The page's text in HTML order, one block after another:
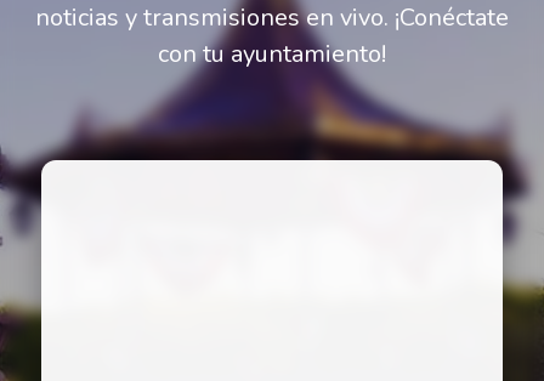
noticias y transmisiones en vivo. ¡Conéctate
con tu ayuntamiento!